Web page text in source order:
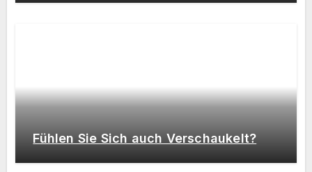
Fühlen Sie Sich auch Verschaukelt?